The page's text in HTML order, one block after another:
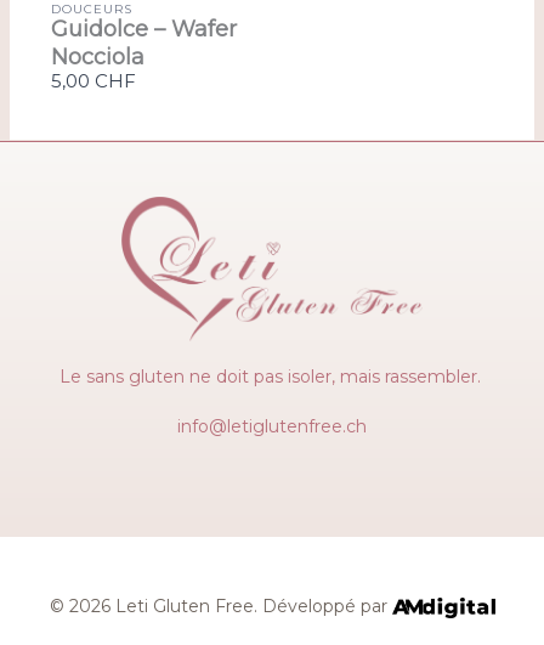
DOUCEURS
Guidolce – Wafer
Nocciola
5,00 CHF
Le sans gluten ne doit pas isoler, mais rassembler.
info@letiglutenfree.ch
© 2026 Leti Gluten Free. Développé par